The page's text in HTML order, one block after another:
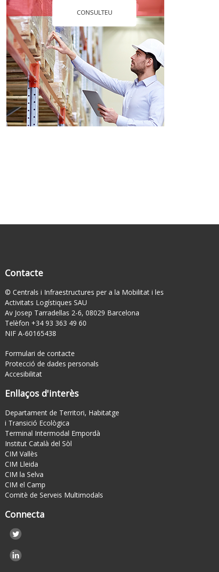
CONSULTEU
Contacte
© Centrals i Infraestructures per a la Mobilitat i les
Activitats Logístiques SAU
Av Josep Tarradellas 2-6, 08029 Barcelona
Telèfon +34 93 363 49 60
NIF A-60165438
Formulari de contacte
Protecció de dades personals
Accesibilitat
Enllaços d'interès
Departament de Territori, Habitatge
i Transició Ecològica
Terminal Intermodal Empordà
Institut Català del Sòl
CIM Vallès
CIM Lleida
CIM la Selva
CIM el Camp
Comitè de Serveis Multimodals
Connecta